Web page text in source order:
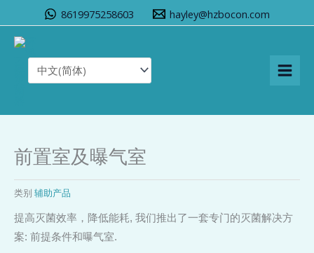
至
8619975258603 hayley@hzbocon.com
前置室及曝气室
类别 辅助产品
提高灭菌效率，降低能耗, 我们推出了一套专门的灭菌解决方
案: 前提条件和曝气室.